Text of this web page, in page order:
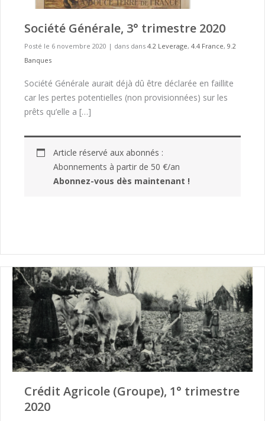
Société Générale, 3° trimestre 2020
Posté le 6 novembre 2020 | dans dans 4.2 Leverage, 4.4 France, 9.2
Banques
Société Générale aurait déjà dû être déclarée en faillite
car les pertes potentielles (non provisionnées) sur les
prêts qu’elle a […]
Article réservé aux abonnés :
Abonnements à partir de 50 €/an
Abonnez-vous dès maintenant !
Crédit Agricole (Groupe), 1° trimestre
2020